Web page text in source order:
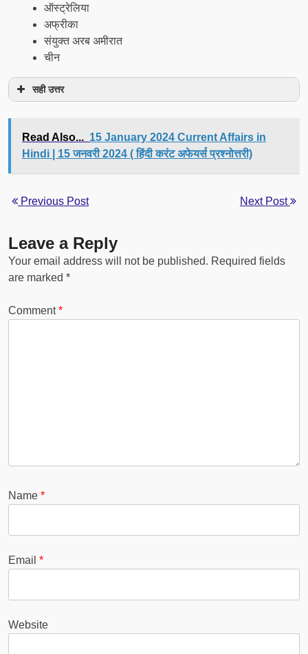
ऑस्ट्रेलिया
अफ्रीका
संयुक्त अरब अमीरात
चीन
सही उत्तर
Read Also... 15 January 2024 Current Affairs in
Hindi | 15 जनवरी 2024 ( हिंदी करंट अफेयर्स प्रश्नोत्तरी)
Previous Post Next Post
Leave a Reply
Your email address will not be published. Required fields
are marked *
Comment*
Name *
Email *
Website